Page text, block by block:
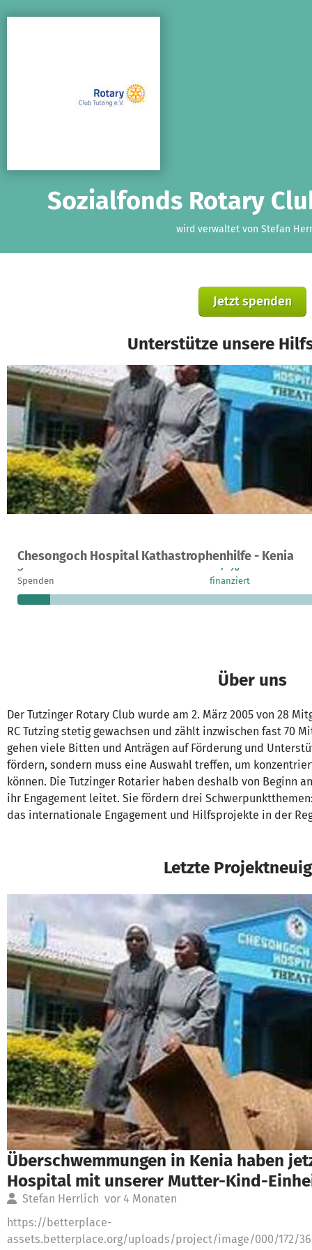
Sozialfonds Rotary
wird verwaltet von Stefan
Jetzt spenden
Unterstütze unsere
Chesongoch Hospital Kathastrophenhilfe - Kenia
Ein Projekt in Endo Marakwet East, Kenia
3
Spenden
7 %
finanziert
Über uns
Der Tutzinger Rotary Club wurde am 2. März 2005 von 28
RC Tutzing stetig gewachsen und zählt inzwischen fast 70
gehen viele Bitten und Anträgen auf Förderung und
fördern, sondern muss eine Auswahl treffen, um
können. Die Tutzinger Rotarier haben deshalb von Beginn
ihr Engagement leitet. Sie fördern drei
das internationale Engagement und Hilfsprojekte in der
Letzte
Überschwemmungen in Kenia haben
Hospital mit unserer Mutter-Kind-
Stefan Herrlich vor 4 Monaten
https://betterplace-
assets.betterplace.org/uploads/project/image/000/172/